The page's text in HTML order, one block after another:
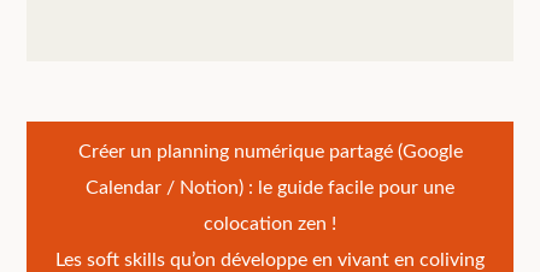
Navigation
Créer un planning numérique partagé (Google
Calendar / Notion) : le guide facile pour une
colocation zen !
Les soft skills qu’on développe en vivant en coliving